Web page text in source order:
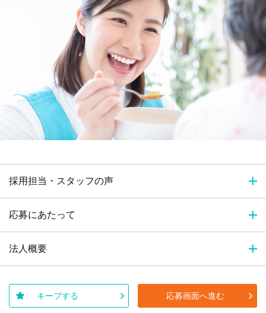
採用担当・スタッフの声
応募にあたって
法人概要
キープする 応募画面へ進む